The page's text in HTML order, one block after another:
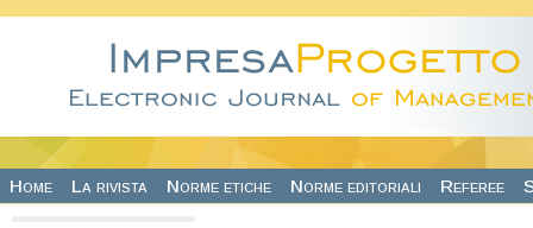
Home La rivista Norme etiche Norme editoriali Referee